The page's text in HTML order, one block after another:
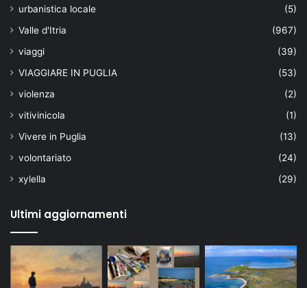
urbanistica locale
(5)
Valle d'Itria
(967)
viaggi
(39)
VIAGGIARE IN PUGLIA
(53)
violenza
(2)
vitivinicola
(1)
Vivere in Puglia
(13)
volontariato
(24)
xylella
(29)
Ultimi aggiornamenti